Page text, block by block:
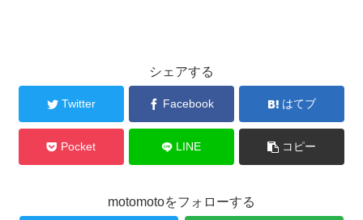
シェアする
Twitter Facebook はてブ
Pocket LINE コピー
motomotoをフォローする